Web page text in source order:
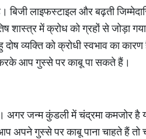
बिजी लाइफस्टाइल और बढ़ती
शास्त्र में क्रोध को ग्रहों से जोड़ा
व्यक्ति को क्रोधी स्वभाव का
आप गुस्से पर काबू पा सकते हैं।
जन्म कुंडली में चंद्रमा कमजोर है या
गुस्से पर काबू पाना चाहते हैं तो